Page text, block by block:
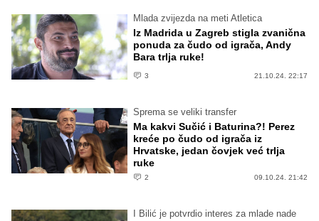
Mlada zvijezda na meti Atletica
Iz Madrida u Zagreb stigla zvanična
ponuda za čudo od igrača, Andy
Bara trlja ruke!
3 21.10.24. 22:17
Sprema se veliki transfer
Ma kakvi Sučić i Baturina?! Perez
kreće po čudo od igrača iz
Hrvatske, jedan čovjek već trlja
ruke
2 09.10.24. 21:42
I Bilić je potvrdio interes za mlade nade